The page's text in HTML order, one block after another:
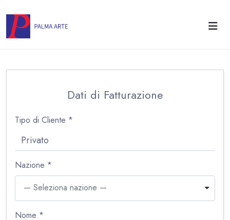
Dati di Fatturazione
Tipo di Cliente *
Nazione *
— Seleziona nazione —
Nome *